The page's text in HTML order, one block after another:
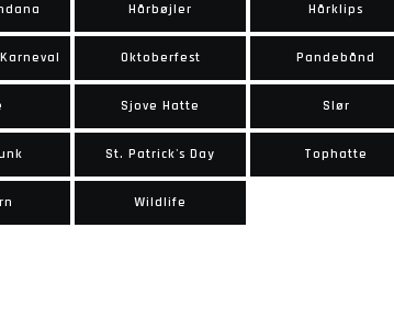
Hårbøjler Hårklips
Oktoberfest Pandebånd
Sjove Hatte Slør
St. Patrick's Day Tophatte
Wildlife